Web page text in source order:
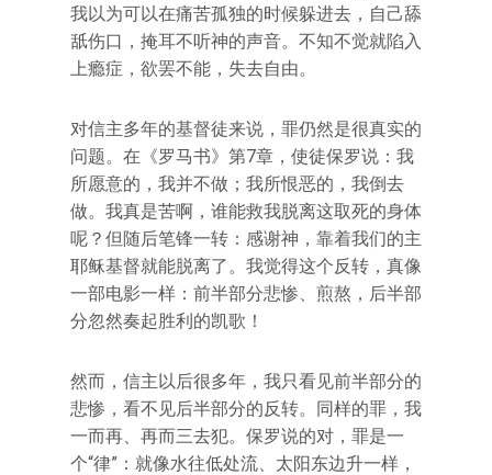
我以为可以在痛苦孤独的时候躲进去，自己舔
舐伤口，掩耳不听神的声音。不知不觉就陷入
上瘾症，欲罢不能，失去自由。
对信主多年的基督徒来说，罪仍然是很真实的
问题。在《罗马书》第7章，使徒保罗说：我
所愿意的，我并不做；我所恨恶的，我倒去
做。我真是苦啊，谁能救我脱离这取死的身体
呢？但随后笔锋一转：感谢神，靠着我们的主
耶稣基督就能脱离了。我觉得这个反转，真像
一部电影一样：前半部分悲惨、煎熬，后半部
分忽然奏起胜利的凯歌！
然而，信主以后很多年，我只看见前半部分的
悲惨，看不见后半部分的反转。同样的罪，我
一而再、再而三去犯。保罗说的对，罪是一
个“律”：就像水往低处流、太阳东边升一样，